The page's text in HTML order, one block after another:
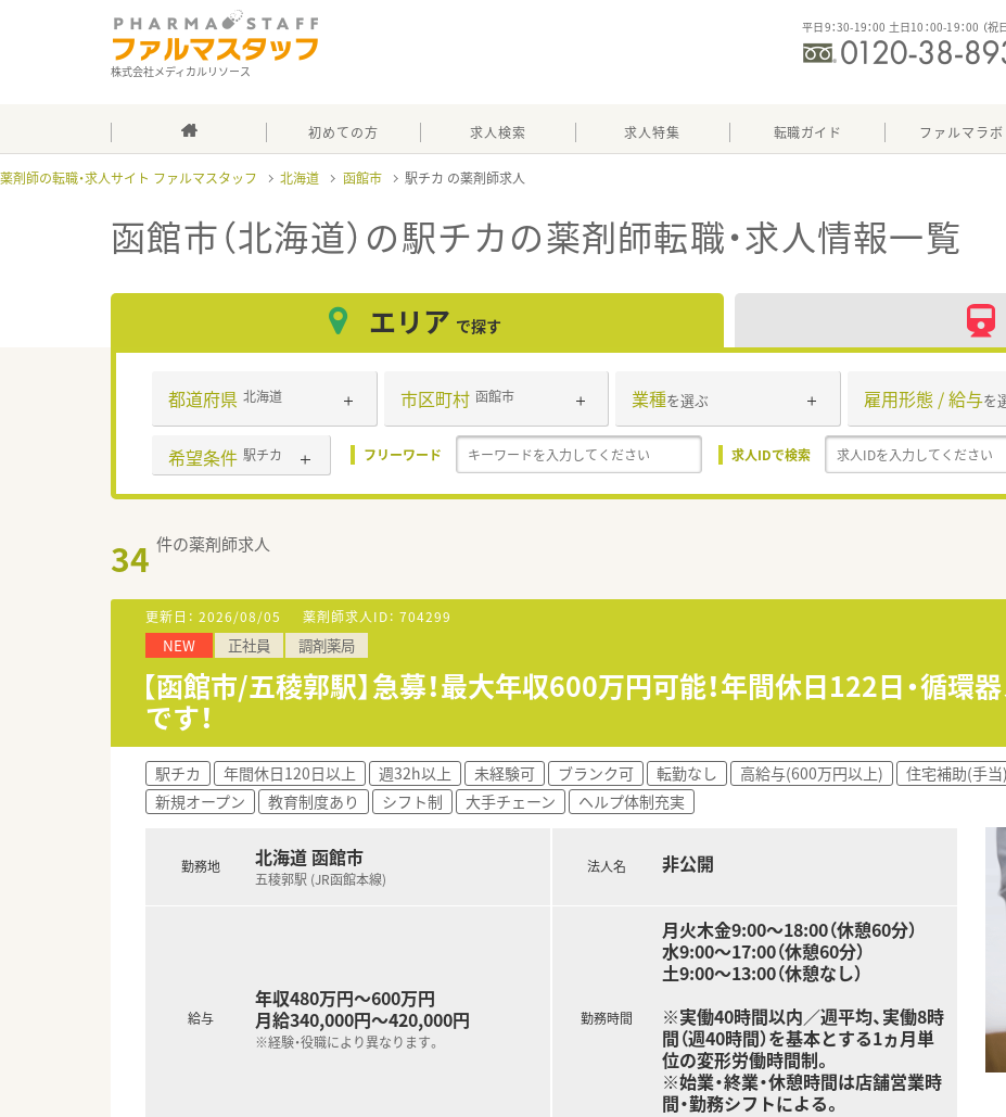
株式会社メディカルリソース
平日9：30-19：00 土日10：00-19：00 （祝
初めての方 求人検索 求人特集 転職ガイド ファルマラボ
薬剤師の転職・求人サイト ファルマスタッフ 北海道 函館市 駅チカ
函館市（北海道）の駅チカの薬剤師転職・求人情報一覧
エリア で探す
都道府県 北海道 市区町村 函館市 業種を選ぶ 雇用形態 / 給与を
希望条件 駅チカ フリーワード 求人IDで検索
34 件の薬剤師求人
更新日： 2026/08/05 薬剤師求人ID： 704299
NEW 正社員 調剤薬局
【函館市/五稜郭駅】急募！最大年収600万円可能！年間休日122日・循環
です！
駅チカ 年間休日120日以上 週32h以上 未経験可 ブランク可 転勤なし 高給与(600万円以上) 住宅補助(手当
新規オープン
教育制度あり シフト制 大手チェーン ヘルプ体制充実
勤務地 北海道 函館市
五稜郭駅 (JR函館本線)
給与
年収480万円～600万円
月給340,000円～420,000円
※経験・役職により異なります。
法人名 非公開
勤務時間
月火木金9:00～18:00（休憩60分）
水9:00～17:00（休憩60分）
土9:00～13:00（休憩なし）
※実働40時間以内／週平均、実働8時
間（週40時間）を基本とする1ヵ月単
位の変形労働時間制。
※始業・終業・休憩時間は店舗営業時
間・勤務シフトによる。